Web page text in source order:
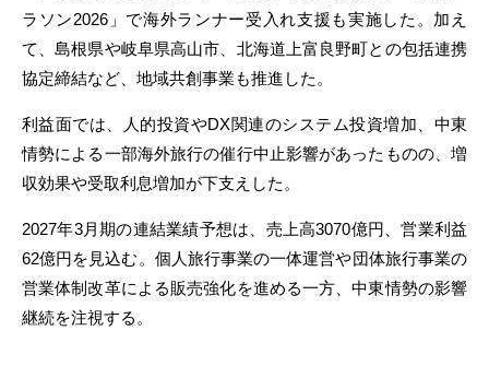
ラソン2026」で海外ランナー受入れ支援も実施した。加え
て、島根県や岐阜県高山市、北海道上富良野町との包括連携
協定締結など、地域共創事業も推進した。
利益面では、人的投資やDX関連のシステム投資増加、中東
情勢による一部海外旅行の催行中止影響があったものの、増
収効果や受取利息増加が下支えした。
2027年3月期の連結業績予想は、売上高3070億円、営業利益
62億円を見込む。個人旅行事業の一体運営や団体旅行事業の
営業体制改革による販売強化を進める一方、中東情勢の影響
継続を注視する。